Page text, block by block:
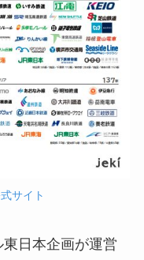
サイト
日本企画が運営